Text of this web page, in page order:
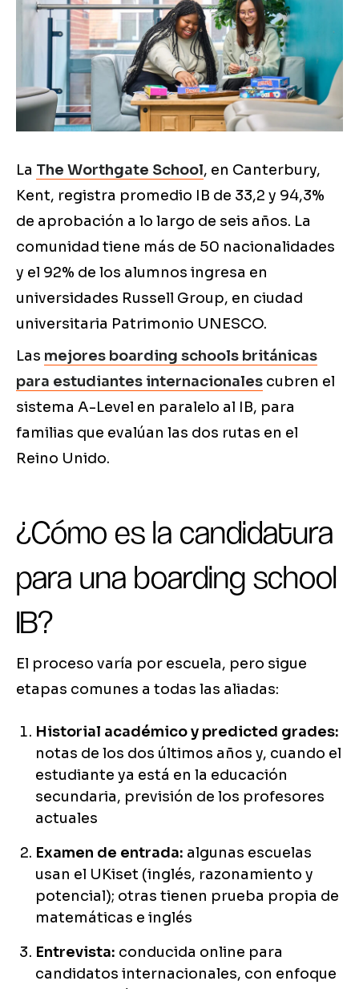
La The Worthgate School, en Canterbury,
Kent, registra promedio IB de 33,2 y 94,3%
de aprobación a lo largo de seis años. La
comunidad tiene más de 50 nacionalidades
y el 92% de los alumnos ingresa en
universidades Russell Group, en ciudad
universitaria Patrimonio UNESCO.
Las mejores boarding schools británicas
para estudiantes internacionales cubren el
sistema A-Level en paralelo al IB, para
familias que evalúan las dos rutas en el
Reino Unido.
¿Cómo es la candidatura
para una boarding school
IB?
El proceso varía por escuela, pero sigue
etapas comunes a todas las aliadas:
Historial académico y predicted grades:
notas de los dos últimos años y, cuando el
estudiante ya está en la educación
secundaria, previsión de los profesores
actuales
Examen de entrada: algunas escuelas
usan el UKiset (inglés, razonamiento y
potencial); otras tienen prueba propia de
matemáticas e inglés
Entrevista: conducida online para
candidatos internacionales, con enfoque